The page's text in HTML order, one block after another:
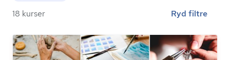
18 kurser Ryd filtre